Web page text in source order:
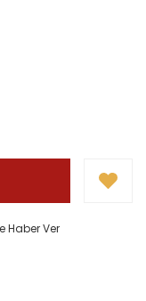
Haber Ver